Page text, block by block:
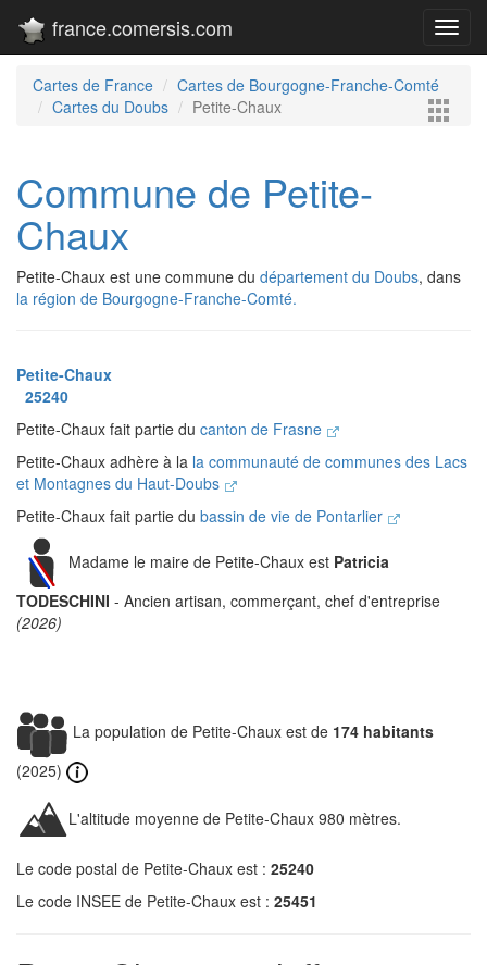
france.comersis.com
Cartes de France
Cartes de Bourgogne-Franche-Comté
Cartes du Doubs
Petite-Chaux
Commune de Petite-
Chaux
Petite-Chaux est une commune du département du Doubs, dans
la région de Bourgogne-Franche-Comté.
Petite-Chaux
25240
Petite-Chaux fait partie du canton de Frasne
Petite-Chaux adhère à la la communauté de communes des Lacs
et Montagnes du Haut-Doubs
Petite-Chaux fait partie du bassin de vie de Pontarlier
Madame le maire de Petite-Chaux est Patricia
TODESCHINI - Ancien artisan, commerçant, chef d'entreprise
(2026)
La population de Petite-Chaux est de 174 habitants
(2025)
L'altitude moyenne de Petite-Chaux 980 mètres.
Le code postal de Petite-Chaux est : 25240
Le code INSEE de Petite-Chaux est : 25451